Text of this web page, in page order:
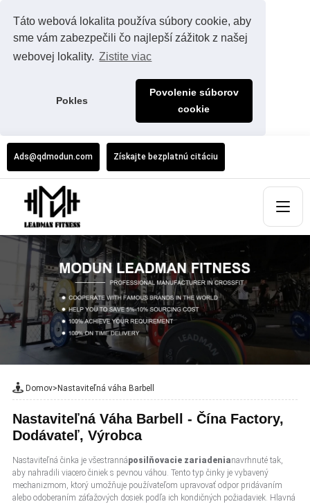
Táto webová lokalita používa súbory cookie, aby
sme vám zabezpečili čo najlepší zážitok z našej
webovej lokality. Zistite viac
Pokles
Povolenie súborov
cookie
Ads@qdmodun.com Získajte bezplatnú citáciu
Domov>Nastaviteľná váha Barbell
Nastaviteľná Váha Barbell - Čína Factory,
Dodávateľ, Výrobca
Nastaviteľná činka je všestrannáposilňovacie zariadenianavrhnuté tak,
aby nahradili viacero činiek s pevnou váhou. Tento typ činky je vybavený
mechanizmom, ktorý umožňuje používateľom upravovať odpor pridávaním
alebo odoberaním záťažových dosiek podľa ich kondičných požiadaviek. Hlavná